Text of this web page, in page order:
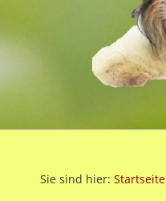
Sie sind hier: Startseite